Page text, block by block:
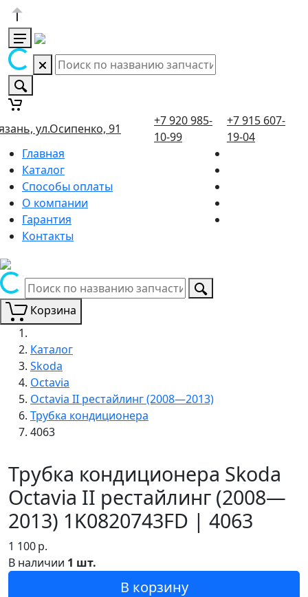
ул.Осипенко, 91
+7 920 985-
10-99
+7 915 607-
19-04
Главная
Каталог
Способы оплаты
О компании
Гарантия
Контакты
Корзина
Каталог
Skoda
Octavia
Octavia II рестайлинг (2008—2013)
Трубка кондиционера
4063
Трубка кондиционера Skoda
Octavia II рестайлинг (2008—
2013) 1K0820743FD | 4063
1 100р.
В наличии 1 шт.
В корзину